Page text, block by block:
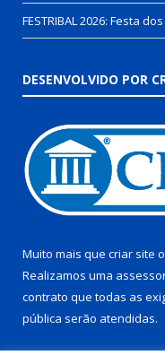
FESTRIBAL 2026: Festa
DESENVOLVIDO POR
Muito mais que criar site
Realizamos uma
contrato que todas as
pública serão atendidas.